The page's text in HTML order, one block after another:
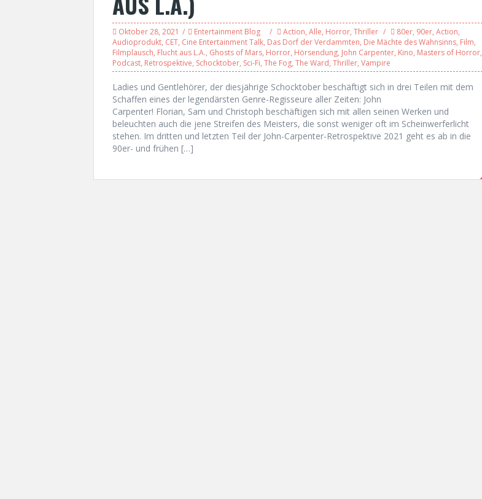
Oktober 28, 2021 Entertainment Blog Action, Alle, Horror, Thriller 80er, 90er, Action,
Audioprodukt, CET, Cine Entertainment Talk, Das Dorf der Verdammten, Die Mächte des Wahnsinns, Film,
Filmplausch, Flucht aus L.A., Ghosts of Mars, Horror, Hörsendung, John Carpenter, Kino, Masters of Horror,
Podcast, Retrospektive, Schocktober, Sci-Fi, The Fog, The Ward, Thriller, Vampire
Ladies und Gentlehörer, der diesjährige Schocktober beschäftigt sich in drei Teilen mit dem
Schaffen eines der legendärsten Genre-Regisseure aller Zeiten: John
Carpenter! Florian, Sam und Christoph beschäftigen sich mit allen seinen Werken und
beleuchten auch die jene Streifen des Meisters, die sonst weniger oft im Scheinwerferlicht
stehen. Im dritten und letzten Teil der John-Carpenter-Retrospektive 2021 geht es ab in die
90er- und frühen […]